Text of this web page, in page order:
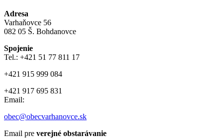
Adresa
Varhaňovce 56
082 05 Š. Bohdanovce
Spojenie
Tel.: +421 51 77 811 17
+421 915 999 084
+421 917 695 831
Email:
obec@obecvarhanovce.sk
Email pre verejné obstarávanie